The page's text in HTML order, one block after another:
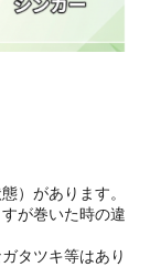
）があります。
が巻いた時の違
タツキ等はあり